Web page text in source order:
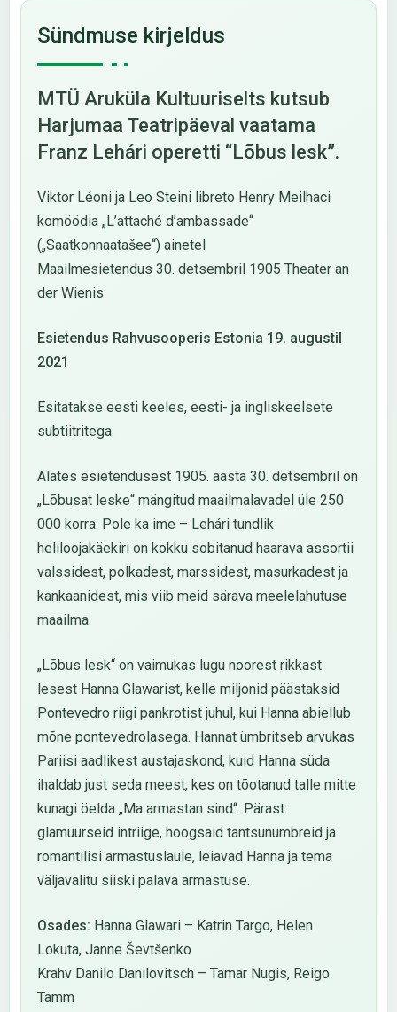
Sündmuse kirjeldus
MTÜ Aruküla Kultuuriselts kutsub
Harjumaa Teatripäeval vaatama
Franz Lehári operetti “Lõbus lesk”.
Viktor Léoni ja Leo Steini libreto Henry Meilhaci
komöödia „L’attaché d’ambassade“
(„Saatkonnaatašee“) ainetel
Maailmesietendus 30. detsembril 1905 Theater an
der Wienis
Esietendus Rahvusooperis Estonia 19. augustil
2021
Esitatakse eesti keeles, eesti- ja ingliskeelsete
subtiitritega.
Alates esietendusest 1905. aasta 30. detsembril on
„Lõbusat leske“ mängitud maailmalavadel üle 250
000 korra. Pole ka ime – Lehári tundlik
heliloojakäekiri on kokku sobitanud haarava assortii
valssidest, polkadest, marssidest, masurkadest ja
kankaanidest, mis viib meid särava meelelahutuse
maailma.
„Lõbus lesk“ on vaimukas lugu noorest rikkast
lesest Hanna Glawarist, kelle miljonid päästaksid
Pontevedro riigi pankrotist juhul, kui Hanna abiellub
mõne pontevedrolasega. Hannat ümbritseb arvukas
Pariisi aadlikest austajaskond, kuid Hanna süda
ihaldab just seda meest, kes on tõotanud talle mitte
kunagi öelda „Ma armastan sind“. Pärast
glamuurseid intriige, hoogsaid tantsunumbreid ja
romantilisi armastuslaule, leiavad Hanna ja tema
väljavalitu siiski palava armastuse.
Osades: Hanna Glawari – Katrin Targo, Helen
Lokuta, Janne Ševtšenko
Krahv Danilo Danilovitsch – Tamar Nugis, Reigo
Tamm